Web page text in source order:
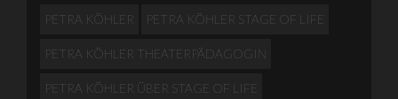
PETRA KÖHLER PETRA KÖHLER STAGE OF LIFE
PETRA KÖHLER THEATERPÄDAGOGIN
PETRA KÖHLER ÜBER STAGE OF LIFE